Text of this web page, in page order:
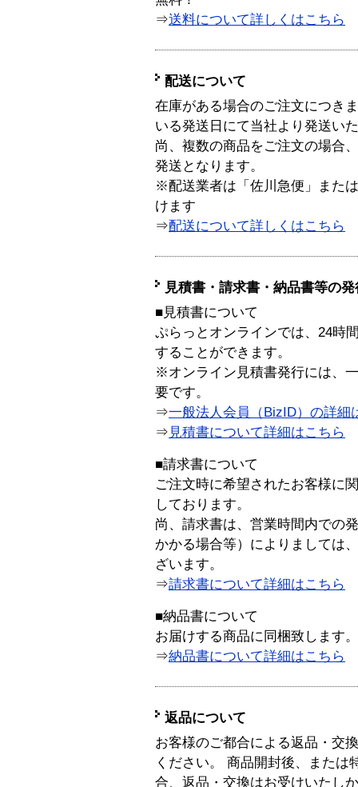
⇒送料について詳しくはこちら
配送について
在庫がある場合のご注文につき
いる発送日にて当社より発送い
尚、複数の商品をご注文の場合
発送となります。
※配送業者は「佐川急便」また
けます
⇒配送について詳しくはこちら
見積書・請求書・納品書等の
■見積書について
ぷらっとオンラインでは、24時
することができます。
※オンライン見積書発行には、
要です。
⇒一般法人会員（BizID）の詳細
⇒ 見積書について詳細はこちら
■請求書について
ご注文時に希望されたお客様に
しております。
尚、請求書は、営業時間内での
かかる場合等）によりましては
ざいます。
⇒請求書について詳細はこちら
■納品書について
お届けする商品に同梱致します。
⇒納品書について詳細はこちら
返品について
お客様のご都合による返品・交
ください。 商品開封後、または
合、返品・交換はお受けいたし